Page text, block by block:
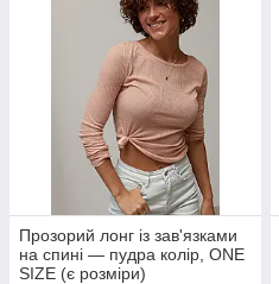
Прозорий лонг із зав'язками
на спині — пудра колір, ONE
SIZE (є розміри)